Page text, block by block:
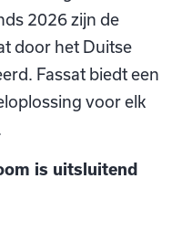
2026 zijn de
door het Duitse
Fassat biedt een
voor elk
is uitsluitend